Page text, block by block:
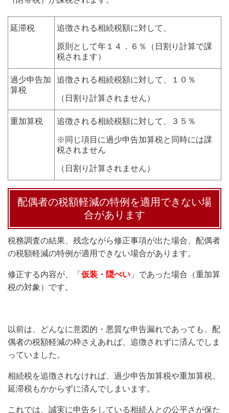
延滞税 追徴される相続税額に対して、
原則として年１４．６％（日割り計算で課
税されます）
過少申告加
算税
追徴される相続税額に対して、１０％
（日割り計算されません）
重加算税 追徴される相続税額に対して、３５％
※同じ項目に過少申告加算税と同時には課
税されません
（日割り計算されません）
配偶者の税額軽減の特例を適用できない場
合があります
税務調査の結果、残念ながら修正事項が出た場合、配偶者
の税額軽減の特例が適用できない場合があります。
修正する内容が、「 仮装・隠ぺい 」であった場合（重加算
税の対象）です。
以前は、どんなに意図的・悪質な申告漏れであっても、配
偶者の税額軽減の枠さえあれば、追徴されずに済んでしま
っていました。
相続税を追徴されなければ、過少申告加算税や重加算税、
延滞税もかからずに済んでしまいます。
これでは、誠実に申告をしている相続人との公平さが保た